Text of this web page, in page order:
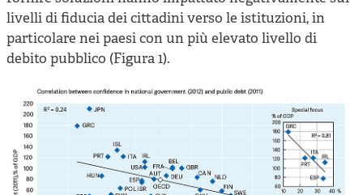
livelli di fiducia dei cittadini verso le istituzioni, in
particolare nei paesi con un più elevato livello di
debito pubblico (Figura 1).